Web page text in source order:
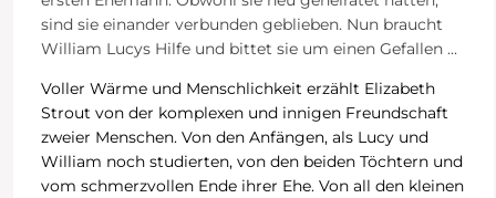
sind sie einander verbunden geblieben. Nun braucht
William Lucys Hilfe und bittet sie um einen Gefallen ...
Voller Wärme und Menschlichkeit erzählt Elizabeth
Strout von der komplexen und innigen Freundschaft
zweier Menschen. Von den Anfängen, als Lucy und
William noch studierten, von den beiden Töchtern und
vom schmerzvollen Ende ihrer Ehe. Von all den kleinen